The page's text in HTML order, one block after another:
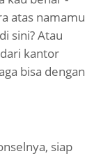
atas namamu
sini? Atau
kantor
bisa dengan
siap